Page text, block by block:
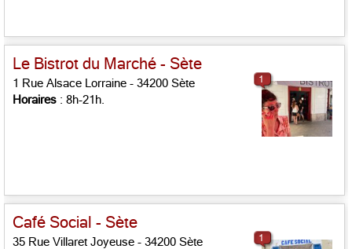
Le Bistrot du Marché - Sète
1 Rue Alsace Lorraine - 34200 Sète
Horaires : 8h-21h.
1
Café Social - Sète
35 Rue Villaret Joyeuse - 34200 Sète
1